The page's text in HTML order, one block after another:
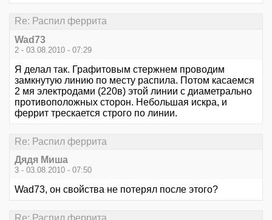
Re: Распил феррита
Wad73
2 - 03.08.2010 - 07:29
Я делал так. Графитовым стержнем проводим
замкнутую линию по месту распила. Потом касаемся
2 мя электродами (220в) этой линии с диаметрально
противоположных сторон. Небольшая искра, и
феррит трескается строго по линии.
Re: Распил феррита
Дядя Миша
3 - 03.08.2010 - 07:50
Wad73, он свойства не потерял после этого?
Re: Распил феррита